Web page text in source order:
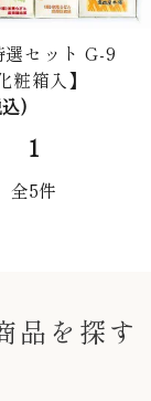
選セット G-9
粧箱入】
)
1
全5件
品を探す